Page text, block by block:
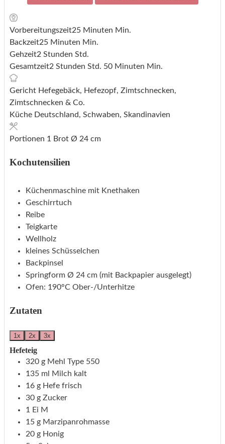
Vorbereitungszeit25 Minuten Min.
Backzeit25 Minuten Min.
Gehzeit2 Stunden Std.
Gesamtzeit2 Stunden Std. 50 Minuten Min.
Gericht Hefegebäck, Hefezopf, Zimtschnecken,
Zimtschnecken & Co.
Küche Deutschland, Schwaben, Skandinavien
Portionen 1 Brot Ø 24 cm
Kochutensilien
Küchenmaschine mit Knethaken
Geschirrtuch
Reibe
Teigkarte
Wellholz
kleines Schüsselchen
Backpinsel
Springform Ø 24 cm (mit Backpapier ausgelegt)
Ofen: 190°C Ober-/Unterhitze
Zutaten
1x 2x 3x
Hefeteig
320 g Mehl Type 550
135 ml Milch kalt
16 g Hefe frisch
30 g Zucker
1
Ei M
15 g Marzipanrohmasse
20 g Honig